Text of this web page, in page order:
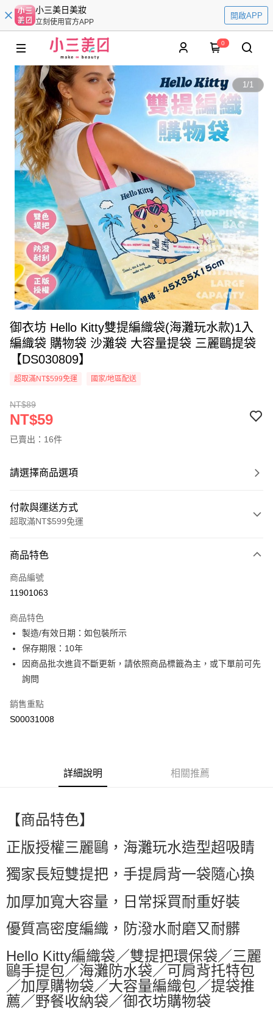
小三美日美妝
立刻使用官方APP
開啟APP
0
1/1
御衣坊 Hello Kitty雙提編織袋(海灘玩水款)1入
編織袋 購物袋 沙灘袋 大容量提袋 三麗鷗提袋
【DS030809】
超取滿NT$599免運 國家/地區配送
NT$89
NT$59
已賣出：16件
請選擇商品選項
付款與運送方式
超取滿NT$599免運
信用卡一次付款
超商取貨付款
Apple Pay
街口支付
全盈+PAY
ATM付款
付款後全家取貨
萊爾富取貨付款
每筆NT$60，滿NT$599(含以上)免運費
付款後萊爾富取貨
每筆NT$60，滿NT$599(含以上)免運費
7-11付款取貨
每筆NT$60，滿NT$599(含以上)免運費
每筆NT$60，滿NT$599(含以上)免運費
宅配
每筆NT$80，滿NT$799(含以上)免運費
商品特色
商品編號
11901063
商品特色
製造/有效日期：如包裝所示
保存期限：10年
因商品批次進貨不斷更新，請依照商品標籤為主，或下單前可先
詢問
銷售重點
S00031008
詳細說明 相關推薦
【商品特色】
正版授權三麗鷗，海灘玩水造型超吸睛
獨家長短雙提把，手提肩背一袋隨心換
加厚加寬大容量，日常採買耐重好裝
優質高密度編織，防潑水耐磨又耐髒
Hello Kitty編織袋／雙提把環保袋／三麗
鷗手提包／海灘防水袋／可肩背托特包
／加厚購物袋／大容量編織包／提袋推
薦／野餐收納袋／御衣坊購物袋